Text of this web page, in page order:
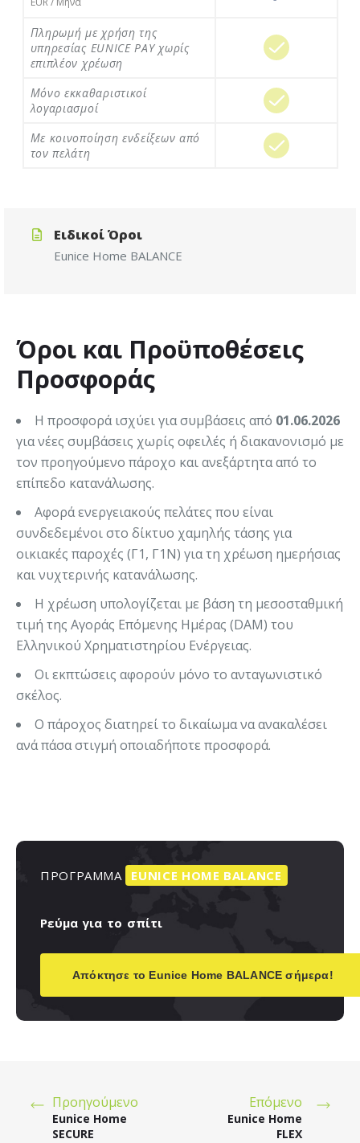
Πληρωμή με χρήση της
υπηρεσίας EUNICE PAY χωρίς
επιπλέον χρέωση
Μόνο εκκαθαριστικοί
λογαριασμοί
Με κοινοποίηση ενδείξεων από
τον πελάτη
Ειδικοί Όροι
Eunice Home BALANCE
Όροι και Προϋποθέσεις
Προσφοράς
Η προσφορά ισχύει για συμβάσεις από 01.06.2026
για νέες συμβάσεις χωρίς οφειλές ή διακανονισμό με
τον προηγούμενο πάροχο και ανεξάρτητα από το
επίπεδο κατανάλωσης.
Αφορά ενεργειακούς πελάτες που είναι
συνδεδεμένοι στο δίκτυο χαμηλής τάσης για
οικιακές παροχές (Γ1, Γ1Ν) για τη χρέωση ημερήσιας
και νυχτερινής κατανάλωσης.
Η χρέωση υπολογίζεται με βάση τη μεσοσταθμική
τιμή της Αγοράς Επόμενης Ημέρας (DAM) του
Ελληνικού Χρηματιστηρίου Ενέργειας.
Οι εκπτώσεις αφορούν μόνο το ανταγωνιστικό
σκέλος.
Ο πάροχος διατηρεί το δικαίωμα να ανακαλέσει
ανά πάσα στιγμή οποιαδήποτε προσφορά.
ΠΡΟΓΡΑΜΜΑ EUNICE HOME BALANCE
Ρεύμα για το σπίτι
Απόκτησε το Eunice Home BALANCE σήμερα!
Προηγούμενο
Eunice Home
SECURE
Επόμενο
Eunice Home
FLEX